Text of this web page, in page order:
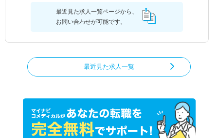
最近見た求人一覧ページから、
お問い合わせが可能です。
最近見た求人一覧